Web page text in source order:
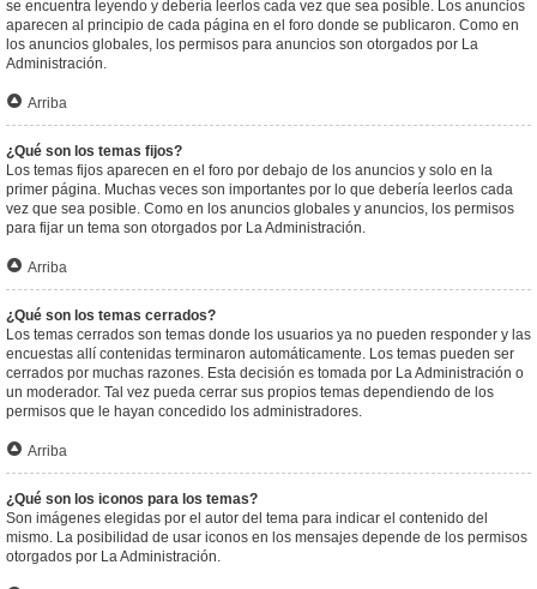
se encuentra leyendo y debería leerlos cada vez que sea posible. Los anuncios
aparecen al principio de cada página en el foro donde se publicaron. Como en
los anuncios globales, los permisos para anuncios son otorgados por La
Administración.
Arriba
¿Qué son los temas fijos?
Los temas fijos aparecen en el foro por debajo de los anuncios y solo en la
primer página. Muchas veces son importantes por lo que debería leerlos cada
vez que sea posible. Como en los anuncios globales y anuncios, los permisos
para fijar un tema son otorgados por La Administración.
Arriba
¿Qué son los temas cerrados?
Los temas cerrados son temas donde los usuarios ya no pueden responder y las
encuestas allí contenidas terminaron automáticamente. Los temas pueden ser
cerrados por muchas razones. Esta decisión es tomada por La Administración o
un moderador. Tal vez pueda cerrar sus propios temas dependiendo de los
permisos que le hayan concedido los administradores.
Arriba
¿Qué son los iconos para los temas?
Son imágenes elegidas por el autor del tema para indicar el contenido del
mismo. La posibilidad de usar iconos en los mensajes depende de los permisos
otorgados por La Administración.